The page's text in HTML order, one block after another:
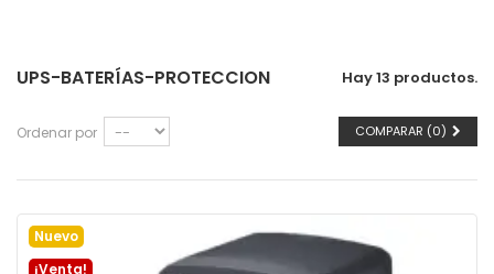
UPS-BATERÍAS-PROTECCION Hay 13 productos.
COMPARAR (0)
Ordenar por
Nuevo
¡Venta!